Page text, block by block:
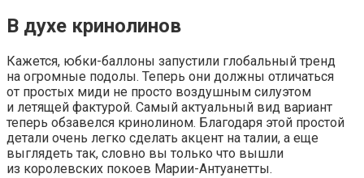
В духе кринолинов
Кажется, юбки-баллоны запустили глобальный тренд
на огромные подолы. Теперь они должны отличаться
от простых миди не просто воздушным силуэтом
и летящей фактурой. Самый актуальный вид вариант
теперь обзавелся кринолином. Благодаря этой простой
детали очень легко сделать акцент на талии, а еще
выглядеть так, словно вы только что вышли
из королевских покоев Марии-Антуанетты.